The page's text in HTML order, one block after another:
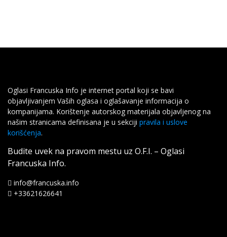
Oglasi Francuska Info je internet portal koji se bavi
objavljivanjem Vaših oglasa i oglašavanje informacija o
kompanijama. Korištenje autorskog materijala objavljenog na
našim stranicama definisana je u sekciji pravila i uslove
korišćenja.
Budite uvek na pravom mestu uz O.F.I. – Oglasi
Francuska Info.
info@francuska.info
+33621626641